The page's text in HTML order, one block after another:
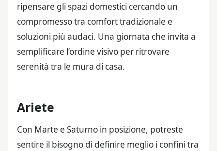
ripensare gli spazi domestici cercando un
compromesso tra comfort tradizionale e
soluzioni più audaci. Una giornata che invita a
semplificare l’ordine visivo per ritrovare
serenità tra le mura di casa.
Ariete
Con Marte e Saturno in posizione, potreste
sentire il bisogno di definire meglio i confini tra